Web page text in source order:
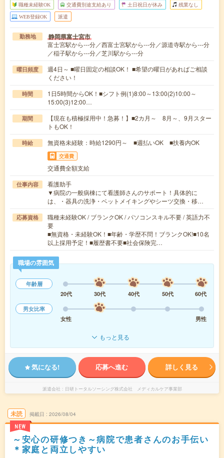
職種未経験OK 交通費別途支給あり 土日祝日が休み 残業なし
WEB登録OK 派遣
勤務地 静岡県富士宮市
富士宮駅から---分／西富士宮駅から---分／源道寺駅から---分
／稲子駅から---分／芝川駅から---分
曜日頻度
週4日～ ■曜日固定の相談OK！ ■希望の曜日があればご相談
ください！
時間
1日5時間からOK！■シフト例(1)8:00～13:00(2)10:00～
15:00(3)12:00…
期間
【現在も積極採用中！急募！】■2カ月～ 8月～、9月スター
トもOK！
時給 無資格未経験：時給1290円～ ■週払いOK ■扶養内OK
交通費
交通費全額支給
仕事内容
看護助手
▼病院の一般病棟にて看護師さんのサポート！具体的に
は、・器具の洗浄・ベットメイキングやシーツ交換・移…
応募資格
職種未経験OK / ブランクOK / パソコンスキル不要 / 英語力不
要
■無資格・未経験OK！■年齢・学歴不問！ブランクOK!■10名
以上採用予定！■履歴書不要■社会保険完…
職場の雰囲気
年齢層
20代
30代 40代 50代
60代
男女比率
女性
男性
もっと見る
気になる! 応募へ進む 詳しく見る
派遣会社 日研トータルソーシング株式会社 メディカルケア事業部
未読
NEW
掲載日 2026/08/04
～安心の研修つき～病院で患者さんのお手伝い
＊家庭と両立しやすい